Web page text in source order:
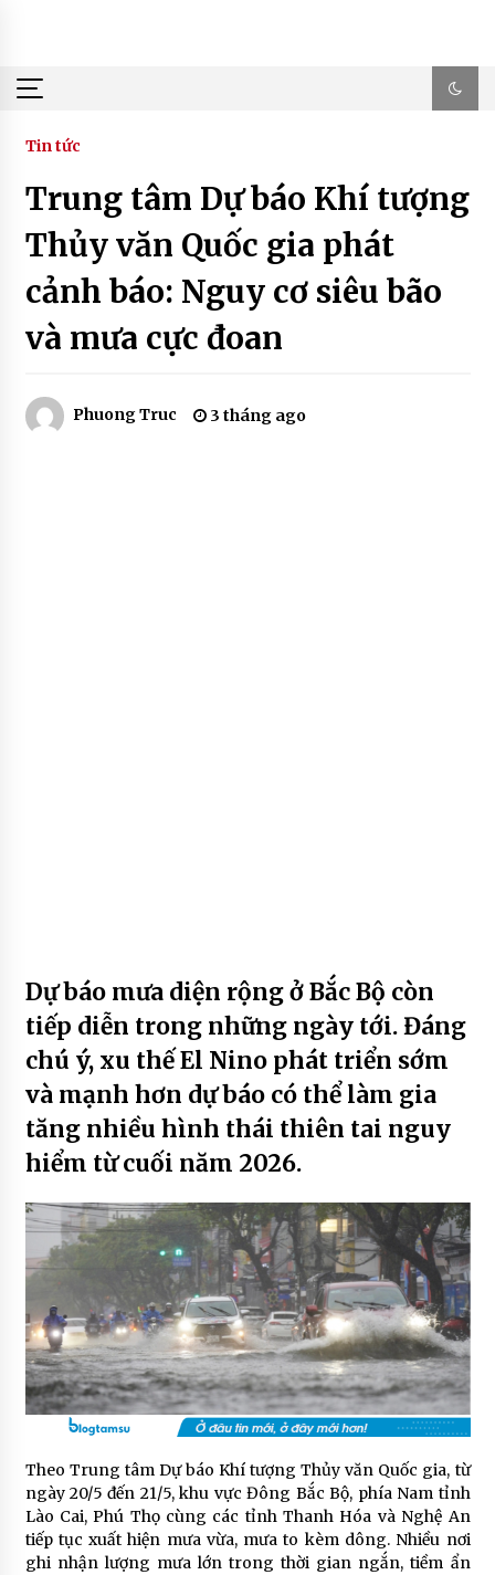
Tin tức
Trung tâm Dự báo Khí tượng
Thủy văn Quốc gia phát
cảnh báo: Nguy cơ siêu bão
và mưa cực đoan
Phuong Truc 3 tháng ago
Dự báo mưa diện rộng ở Bắc Bộ còn
tiếp diễn trong những ngày tới. Đáng
chú ý, xu thế El Nino phát triển sớm
và mạnh hơn dự báo có thể làm gia
tăng nhiều hình thái thiên tai nguy
hiểm từ cuối năm 2026.
Theo Trung tâm Dự báo Khí tượng Thủy văn Quốc gia, từ
ngày 20/5 đến 21/5, khu vực Đông Bắc Bộ, phía Nam tỉnh
Lào Cai, Phú Thọ cùng các tỉnh Thanh Hóa và Nghệ An
tiếp tục xuất hiện mưa vừa, mưa to kèm dông. Nhiều nơi
ghi nhận lượng mưa lớn trong thời gian ngắn, tiềm ẩn